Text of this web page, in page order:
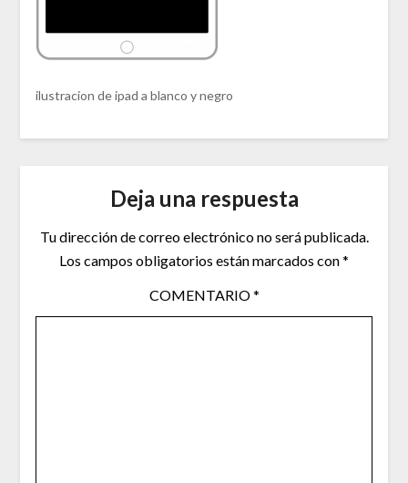
ilustracion de ipad a blanco y negro
Deja una respuesta
Tu dirección de correo electrónico no será publicada.
Los campos obligatorios están marcados con*
COMENTARIO*